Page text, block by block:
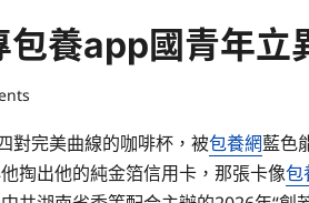
養app國青年立
對完美曲線的咖啡杯，被包養網藍色
掏出他的純金箔信用卡，那張卡像包